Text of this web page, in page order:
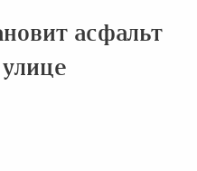
асфальт